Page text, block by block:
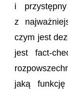
i
z
czym jest
jest fact-
jaką